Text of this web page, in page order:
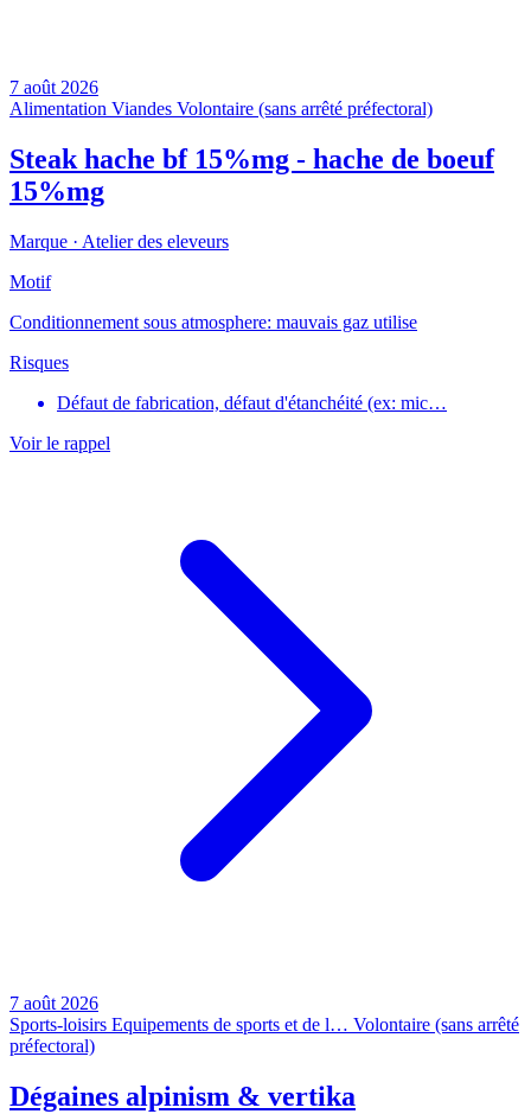
7 août 2026
Alimentation Viandes Volontaire (sans arrêté préfectoral)
Steak hache bf 15%mg - hache de boeuf
15%mg
Marque · Atelier des eleveurs
Motif
Conditionnement sous atmosphere: mauvais gaz utilise
Risques
Défaut de fabrication, défaut d'étanchéité (ex: mic…
Voir le rappel
7 août 2026
Sports-loisirs Equipements de sports et de l… Volontaire (sans arrêté
préfectoral)
Dégaines alpinism & vertika